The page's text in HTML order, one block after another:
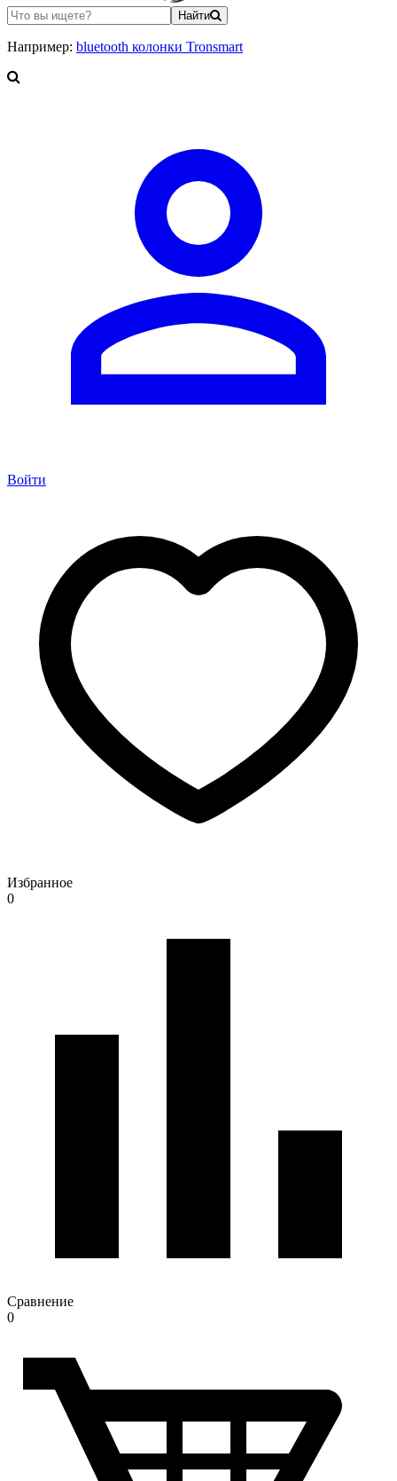
Найти
Например: bluetooth колонки Tronsmart
Войти
Избранное
0
Сравнение
0